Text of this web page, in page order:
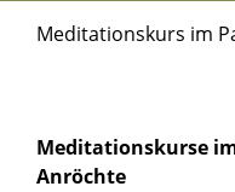
Meditationskurs im
Meditationskurse
Anröchte